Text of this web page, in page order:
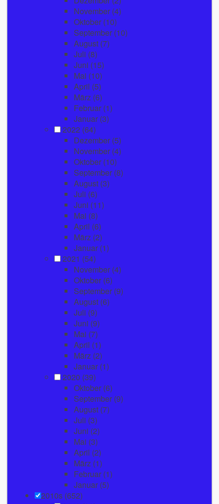
November (4)
Oktober (10)
September (10)
August (7)
Juli (8)
Juni (15)
Mai (10)
April (5)
März (6)
Februar (1)
Januar (3)
2022 (64)
Dezember (5)
November (4)
Oktober (10)
September (8)
August (3)
Juli (6)
Juni (11)
Mai (8)
April (6)
März (2)
Januar (1)
2021 (54)
November (4)
Oktober (6)
September (9)
August (6)
Juli (9)
Juni (9)
Mai (7)
April (1)
März (2)
Januar (1)
2020 (39)
Oktober (6)
September (9)
August (7)
Juli (3)
Juni (2)
Mai (3)
April (2)
März (1)
Februar (1)
Januar (5)
2010s (652)